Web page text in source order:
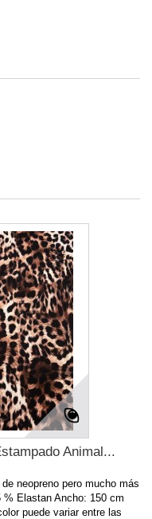
Animal...
neopreno pero mucho más
Elastan Ancho: 150 cm
puede variar entre las